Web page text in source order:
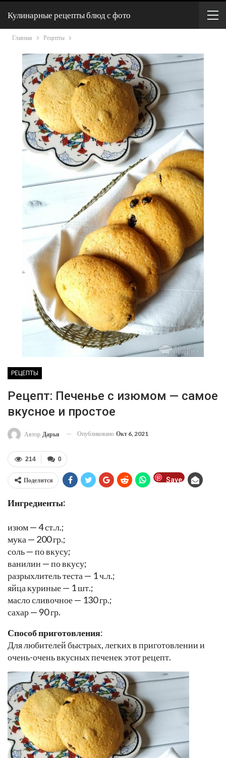
Кулинарные рецепты блюд с фото
Главная Рецепты
РЕЦЕПТЫ
Рецепт: Печенье с изюмом — самое
вкусное и простое
Автор Дарья Опубликовано Окт 6, 2021
0
214
Поделится Save
Ингредиенты:
изюм — 4 ст.л.;
мука — 200 гр.;
соль — по вкусу;
ванилин — по вкусу;
разрыхлитель теста — 1 ч.л.;
яйца куриные — 1 шт.;
масло сливочное — 130 гр.;
сахар — 90 гр.
Способ приготовления:
Для любителей быстрых, легких в приготовлении и
очень-очень вкусных печенек этот рецепт.